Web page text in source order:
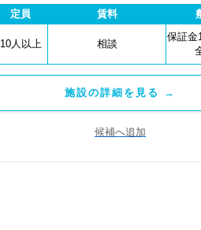
定員 賃料
10人以上 相談
保証金
施設の詳細を見る →
候補へ追加